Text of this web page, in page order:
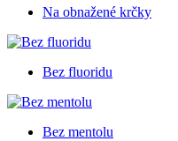
Na obnažené krčky
Bez fluoridu
Bez mentolu